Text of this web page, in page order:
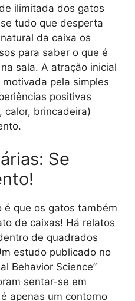
ilimitada dos gatos
tudo que desperta
da caixa os
para saber o que é
sala. A atração inicial
pela simples
positivas
calor, brincadeira)
Se
é que os gatos também
de caixas! Há relatos
de quadrados
estudo publicado no
Behavior Science”
sentar-se em
apenas um contorno